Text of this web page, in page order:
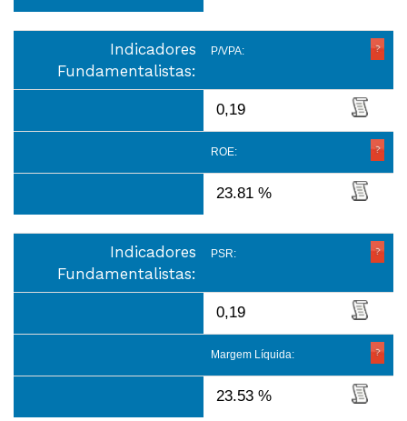
Indicadores
Fundamentalistas:
P/VPA:
0,19
ROE:
23.81 %
Indicadores
Fundamentalistas:
PSR:
0,19
Margem Líquida:
23.53 %